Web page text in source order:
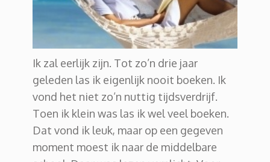
Ik zal eerlijk zijn. Tot zo’n drie jaar
geleden las ik eigenlijk nooit boeken. Ik
vond het niet zo’n nuttig tijdsverdrijf.
Toen ik klein was las ik wel veel boeken.
Dat vond ik leuk, maar op een gegeven
moment moest ik naar de middelbare